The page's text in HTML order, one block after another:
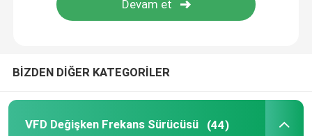
BİZDEN DİĞER KATEGORİLER
VFD Değişken Frekans Sürücüsü (44)